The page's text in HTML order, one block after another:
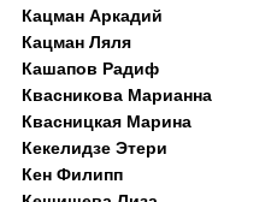
Кацман Аркадий
Кацман Ляля
Кашапов Радиф
Квасникова Марианна
Квасницкая Марина
Кекелидзе Этери
Кен Филипп